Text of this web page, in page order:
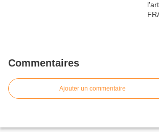
Commentaires
Ajouter un commentaire